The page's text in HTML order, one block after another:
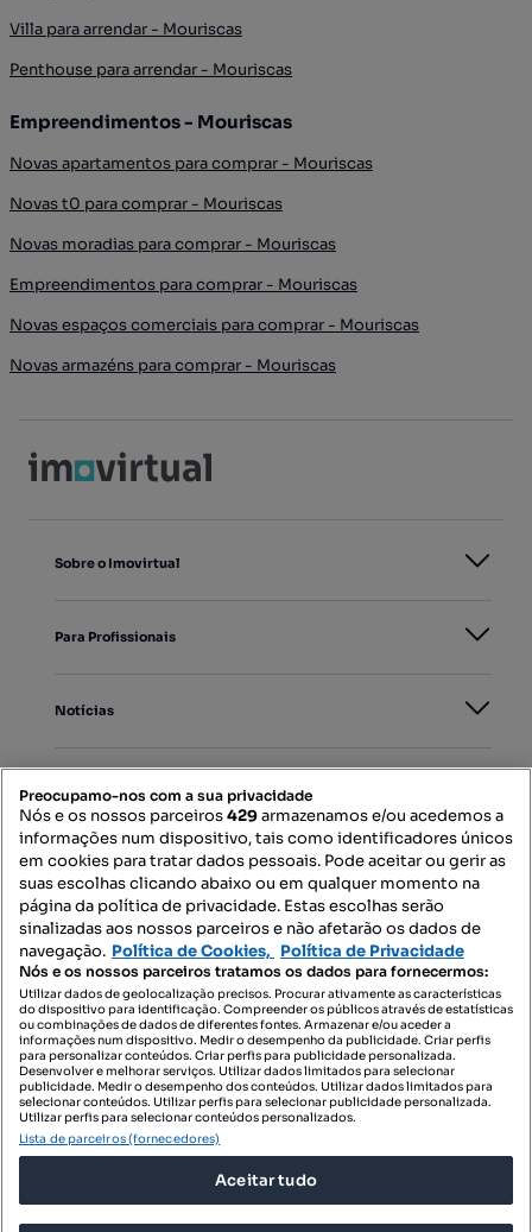
Villa para arrendar - Mouriscas
Penthouse para arrendar - Mouriscas
Empreendimentos - Mouriscas
Novas apartamentos para comprar - Mouriscas
Novas t0 para comprar - Mouriscas
Novas moradias para comprar - Mouriscas
Empreendimentos para comprar - Mouriscas
Novas espaços comerciais para comprar - Mouriscas
Novas armazéns para comprar - Mouriscas
Sobre o Imovirtual
Para Profissionais
Notícias
Mapa do Site
Contacte-nos
SIGA-NOS:
DESCARREGAR NA:
Preocupamo-nos com a sua privacidade
Nós e os nossos parceiros429armazenamos e/ou acedemos a
informações num dispositivo, tais como identificadores únicos
em cookies para tratar dados pessoais. Pode aceitar ou gerir as
suas escolhas clicando abaixo ou em qualquer momento na
página da política de privacidade. Estas escolhas serão
sinalizadas aos nossos parceiros e não afetarão os dados de
navegação. Política de Cookies, Política de Privacidade
Nós e os nossos parceiros tratamos os dados para fornecermos:
Utilizar dados de geolocalização precisos. Procurar ativamente as características
do dispositivo para identificação. Compreender os públicos através de estatísticas
ou combinações de dados de diferentes fontes. Armazenar e/ou aceder a
informações num dispositivo. Medir o desempenho da publicidade. Criar perfis
para personalizar conteúdos. Criar perfis para publicidade personalizada.
Desenvolver e melhorar serviços. Utilizar dados limitados para selecionar
publicidade. Medir o desempenho dos conteúdos. Utilizar dados limitados para
selecionar conteúdos. Utilizar perfis para selecionar publicidade personalizada.
Utilizar perfis para selecionar conteúdos personalizados.
Lista de parceiros (fornecedores)
Aceitar tudo